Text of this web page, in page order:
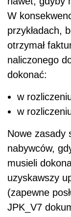
W
przykładach,
otrzymał
naliczonego
dokonać:
w
w
Nowe zasady
nabywców,
musieli
uzyskawszy
(zapewne
JPK_V7